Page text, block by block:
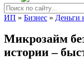
ИП » Бизнес » Деньги
Микрозайм
истории –